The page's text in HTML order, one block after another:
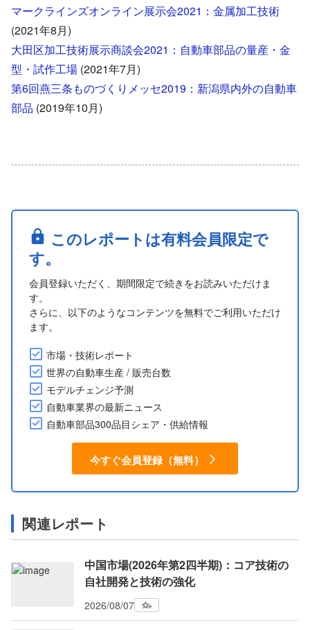
マークラインズオンライン展示会2021：金属加工技術
(2021年8月)
大田区加工技術展示商談会2021：自動車部品の量産・金
型・試作工場 (2021年7月)
第6回燕三条ものづくりメッセ2019：新潟県内外の自動車
部品 (2019年10月)
このレポートは有料会員限定で
す。
会員登録いただく、期間限定で続きをお読みいただけま
す。
さらに、以下のようなコンテンツを無料でご利用いただけ
ます。
市場・技術レポート
世界の自動車生産 / 販売台数
モデルチェンジ予測
自動車業界の最新ニュース
自動車部品300品目シェア・供給情報
今すぐ会員登録（無料）
関連レポート
中国市場(2026年第2四半期)：コア技術の
自社開発と技術の強化
2026/08/07